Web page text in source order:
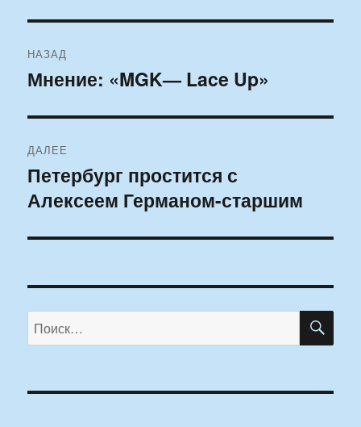
по
НАЗАД
Предыдущая
Мнение: «MGK— Lace Up»
ДАЛЕЕ
Следующая
запись:
Петербург простится с
Алексеем Германом-старшим
Искать: